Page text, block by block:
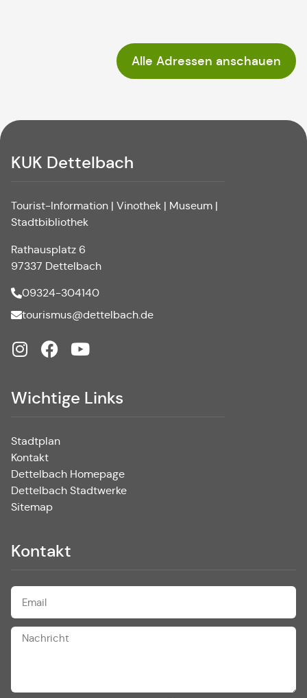
Alle Adressen anschauen
KUK Dettelbach
Tourist-Information | Vinothek | Museum |
Stadtbibliothek
Rathausplatz 6
97337 Dettelbach
09324-304140
tourismus@dettelbach.de
Wichtige Links
Stadtplan
Kontakt
Dettelbach Homepage
Dettelbach Stadtwerke
Sitemap
Kontakt